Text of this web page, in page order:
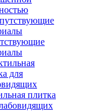
плитка